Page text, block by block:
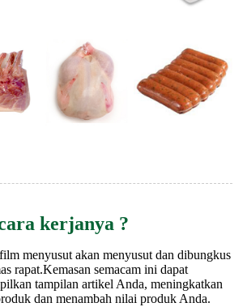
kerjanya ?
menyusut akan menyusut dan dibungkus
rapat.Kemasan semacam ini dapat
tampilan artikel Anda, meningkatkan
dan menambah nilai produk Anda.